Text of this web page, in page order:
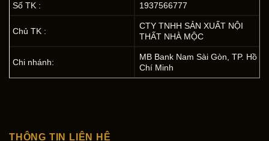
Số TK : 1937566777
Chủ TK :
CTY TNHH SẢN XUẤT NỘI
THẤT NHÀ MỘC
Chi nhánh:
MB Bank Nam Sài Gòn, TP. Hồ
Chí Minh
THÔNG TIN LIÊN HỆ